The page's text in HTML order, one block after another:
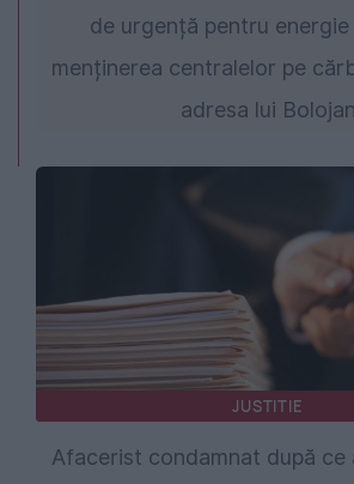
de urgență pentru energie
menținerea centralelor pe
adresa lui Bolojan
JUSTITIE
Afacerist condamnat după ce